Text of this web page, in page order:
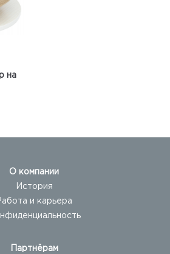
на
О компании
История
и карьера
Партнёрам